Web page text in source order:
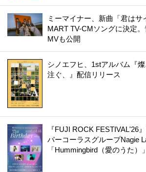
ミーマイナー、新曲「君はサ
MART TV-CMソングに決定
MVも公開
シノエフヒ、1stアルバム『
注ぐ、』配信リリース
『FUJI ROCK FESTIVAL'26
バーコーラスグループNagie
「Hummingbird（愛のうた）